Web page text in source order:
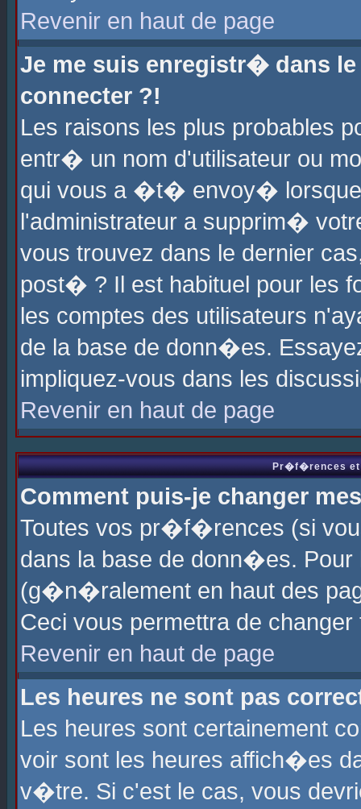
Revenir en haut de page
Je me suis enregistr� dans
connecter ?!
Les raisons les plus probables
entr� un nom d'utilisateur ou
qui vous a �t� envoy�
l'administrateur a supprim�
vous trouvez dans le dernier
post� ? Il est habituel pour les
les comptes des utilisateurs
de la base de donn�es.
impliquez-vous dans les
Revenir en haut de page
Pr�f�rences et
Comment puis-je changer
Toutes vos pr�f�rences (si
dans la base de donn�es.
(g�n�ralement en haut des
Ceci vous permettra de
Revenir en haut de page
Les heures ne sont pas
Les heures sont certainement
voir sont les heures affich�es
v�tre. Si c'est le cas, vous